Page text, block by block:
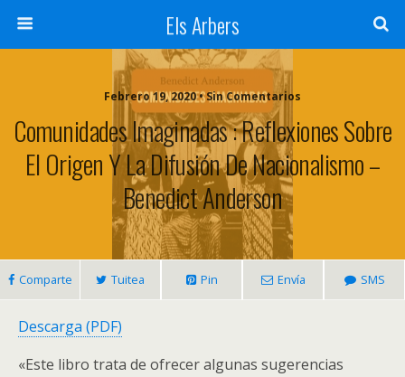
Els Arbers
Febrero 19, 2020 • Sin Comentarios
Comunidades Imaginadas : Reflexiones Sobre
El Origen Y La Difusión De Nacionalismo –
Benedict Anderson
Comparte Tuitea Pin Envía SMS
Descarga (PDF)
«Este libro trata de ofrecer algunas sugerencias